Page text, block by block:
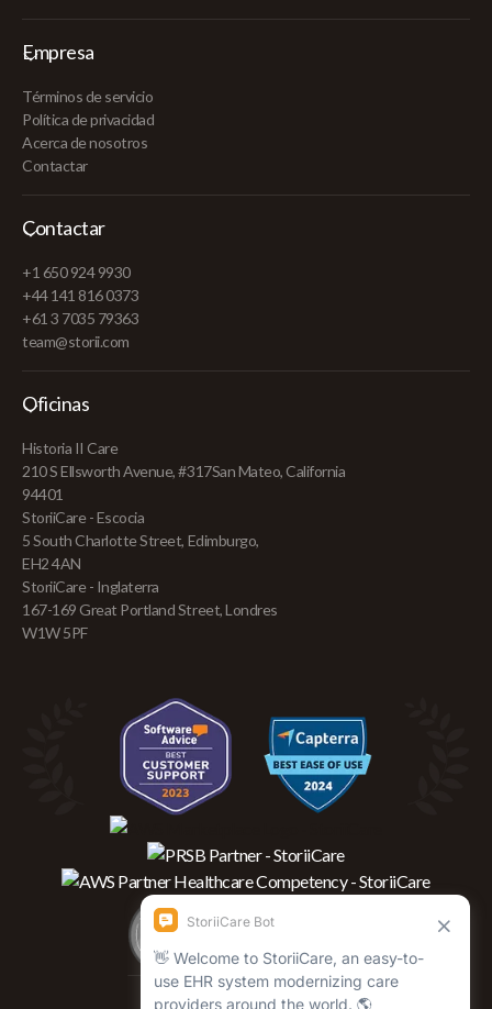
Empresa
Términos de servicio
Política de privacidad
Acerca de nosotros
Contactar
Contactar
+1 650 924 9930
+44 141 816 0373
+61 3 7035 79363
team@storii.com
Oficinas
Historia II Care
210 S Ellsworth Avenue, #317San Mateo, California
94401
StoriiCare - Escocia
5 South Charlotte Street, Edimburgo,
EH2 4AN
StoriiCare - Inglaterra
167-169 Great Portland Street, Londres
W1W 5PF